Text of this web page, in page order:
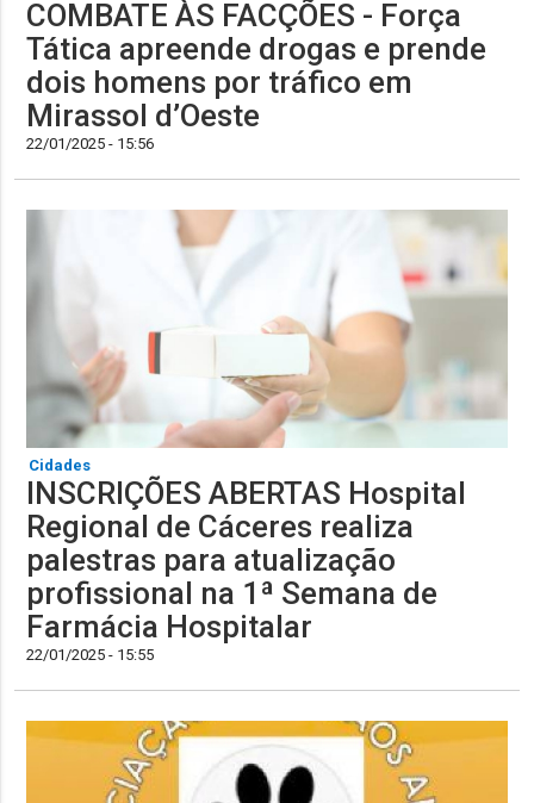
COMBATE ÀS FACÇÕES - Força
Tática apreende drogas e prende
dois homens por tráfico em
Mirassol d’Oeste
22/01/2025 - 15:56
Cidades
INSCRIÇÕES ABERTAS Hospital
Regional de Cáceres realiza
palestras para atualização
profissional na 1ª Semana de
Farmácia Hospitalar
22/01/2025 - 15:55